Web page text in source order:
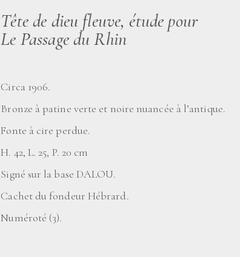
Tête de dieu fleuve, étude pour
Le Passage du Rhin
Circa 1906.
Bronze à patine verte et noire nuancée à l’antique.
Fonte à cire perdue.
H. 42, L. 25, P. 20 cm
Signé sur la base DALOU.
Cachet du fondeur Hébrard.
Numéroté (3).